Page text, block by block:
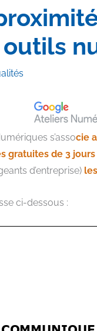
s’associe
gratuites de 3 jours
d’entreprise)
ci-dessous :